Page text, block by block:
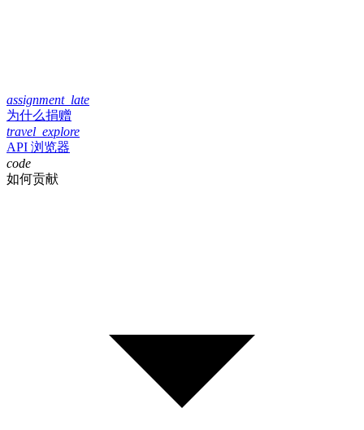
assignment_late
为什么捐赠
travel_explore
API 浏览器
code
如何贡献